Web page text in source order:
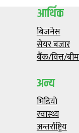
आर्थिक
बिजनेस
सेयर बजार
बैंक/वित्त/
अन्य
भिडियाे
स्वास्थ्य
अन्तर्राष्ट्रिय